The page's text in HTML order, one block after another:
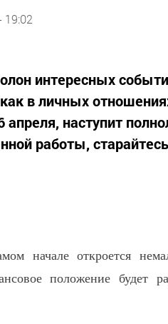
19:02
интересных
в личных
апреля, наступит
работы,
начале откроется
положение будет